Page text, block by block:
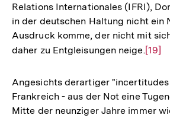
Fußnote
Relations Internationales (IFRI),
in der deutschen Haltung nicht ein
Ausdruck komme, der nicht mit
daher zu Entgleisungen neige.Zur
der
[19]
Angesichts derartiger
Frankreich - aus der Not eine
Mitte der neunziger Jahre immer